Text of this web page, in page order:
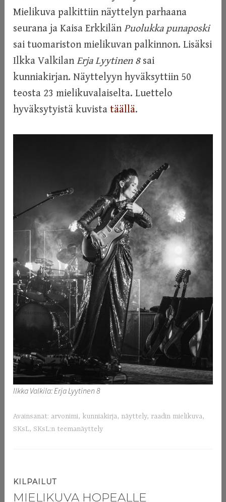
Mielikuva palkittiin näyttelyn parhaana
seurana ja Kaisa ErkkilänPuolukka punaposki
sai tuomariston mielikuvan palkinnon. Lisäksi
Ilkka ValkilanErja Lyytinen 8sai
kunniakirjan. Näyttelyyn hyväksyttiin 50
teosta 23 mielikuvalaiselta. Luettelo
hyväksytyistä kuvistatäällä.
Ilkka Valkila: Erja Lyytinen 8
Avainsanat: arvonimi, kunniakirja, näyttely, raadin mielikuva,
SKsL, SKsL:n teemanäyttely
KILPAILUT
MIELIKUVA HOPEALLE